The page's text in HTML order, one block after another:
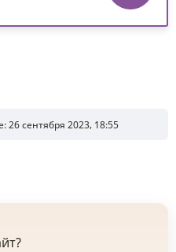
26 сентября 2023, 18:55